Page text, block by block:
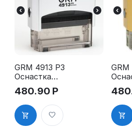
GRM 4913 P3
Оснастка
для штампа,
59х23мм,
серебрянны
й корпус
480.90 Р
GRM
для